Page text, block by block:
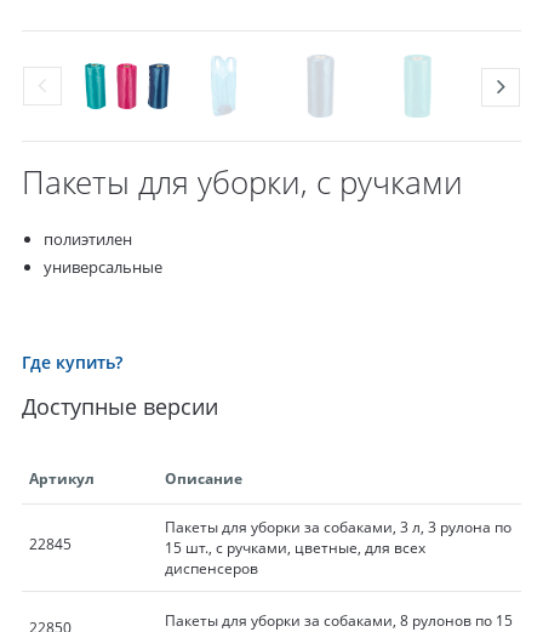
Пакеты для уборки, с ручками
полиэтилен
универсальные
Где купить?
Доступные версии
Артикул Описание
22845
Пакеты для уборки за собаками, 3 л, 3 рулона по
15 шт., с ручками, цветные, для всех
диспенсеров
22850
Пакеты для уборки за собаками, 8 рулонов по 15